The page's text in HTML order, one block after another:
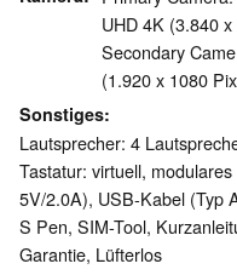
UHD 4K (3.840
Secondary
(1.920 x 1080
Sonstiges
Lautsprecher: 4
Tastatur: virtuell,
5V/2.0A), USB-Kabel (Typ
S Pen, SIM-Tool,
Garantie, Lüfterlos